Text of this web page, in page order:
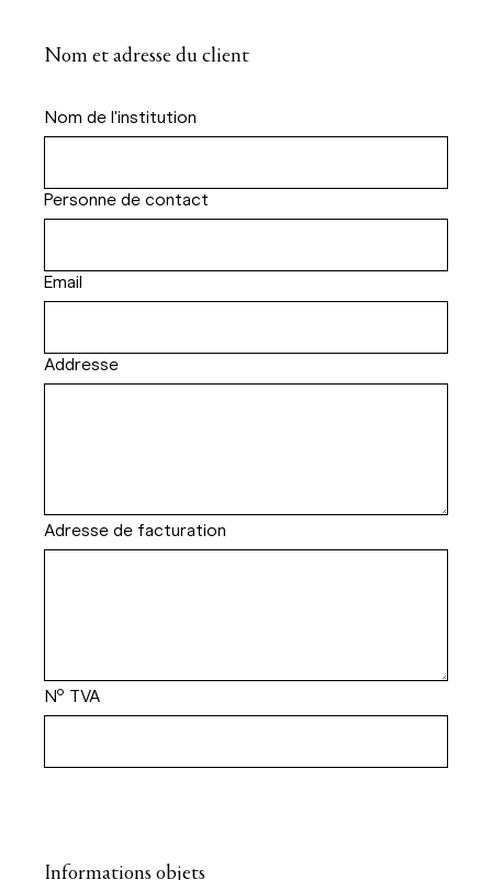
Nom et adresse du client
Nom de l'institution
Personne de contact
Email
Addresse
Adresse de facturation
Nº TVA
Informations objets